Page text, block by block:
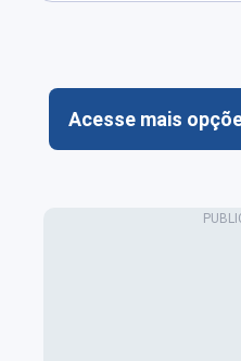
Acesse mais